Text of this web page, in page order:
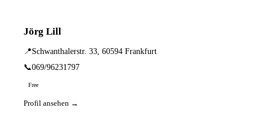
Jörg Lill
📍Schwanthalerstr. 33, 60594 Frankfurt
📞069/96231797
Free
Profil ansehen →